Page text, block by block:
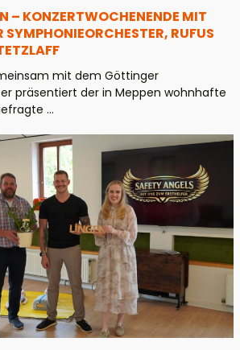
– KONZERTWOCHENENDE MIT
SYMPHONIEORCHESTER, RUFUS
mit dem Göttinger
präsentiert der in Meppen wohnhafte
...